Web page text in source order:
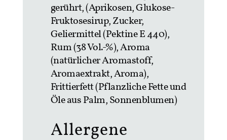
gerührt, (Aprikosen, Glukose-
Fruktosesirup, Zucker,
Geliermittel (Pektine E 440),
Rum (38 Vol.-%), Aroma
(natürlicher Aromastoff,
Aromaextrakt, Aroma),
Frittierfett (Pflanzliche Fette und
Öle aus Palm, Sonnenblumen)
Allergene